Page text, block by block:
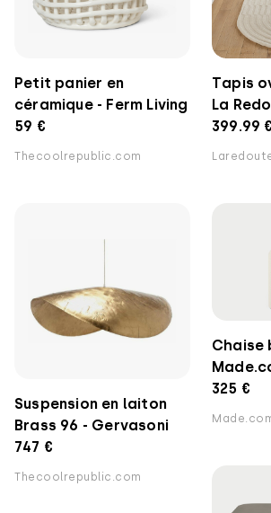
Petit panier en
céramique - Ferm Living
59 €
Thecoolrepublic.com
Tapis
La
399.99 €
Suspension en laiton
Brass 96 - Gervasoni
747 €
Thecoolrepublic.com
Chaise
325 €